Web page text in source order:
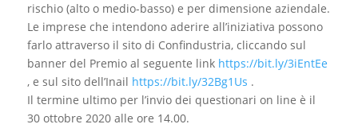
rischio (alto o medio-basso) e per dimensione aziendale.
Le imprese che intendono aderire all’iniziativa possono
farlo attraverso il sito di Confindustria, cliccando sul
banner del Premio al seguente link https://bit.ly/3iEntEe
, e sul sito dell’Inail https://bit.ly/32Bg1Us .
Il termine ultimo per l’invio dei questionari on line è il
30 ottobre 2020 alle ore 14.00.